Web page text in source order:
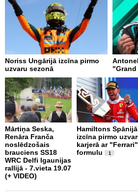
Noriss Ungārijā izcīna pirmo
uzvaru sezonā
Mārtiņa Seska,
Renāra Franča
noslēdzošais
brauciens SS18
WRC Delfi Igaunijas
rallijā - 7.vieta 19.07
(+ VIDEO)
Hamiltons Spānijā
izcīna pirmo
karjerā ar "Ferrari"
formulu
1